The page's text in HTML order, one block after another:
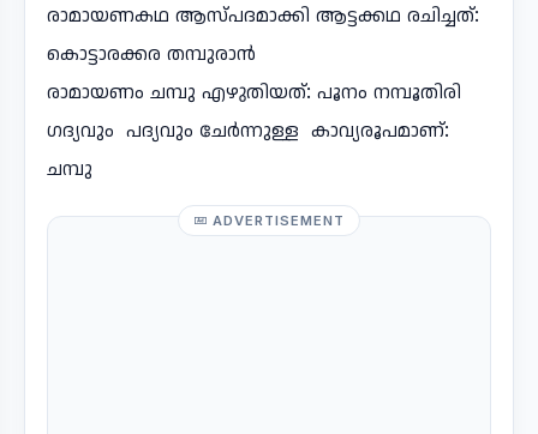
രാമായണകഥ ആസ്പദമാക്കി ആട്ടക്കഥ രചിച്ചത്:
കൊട്ടാരക്കര തമ്പുരാൻ
രാമായണം ചമ്പു എഴുതിയത്: പൂനം നമ്പൂതിരി
ഗദ്യവും പദ്യവും ചേർന്നുള്ള കാവ്യരൂപമാണ്:
ചമ്പു
ADVERTISEMENT